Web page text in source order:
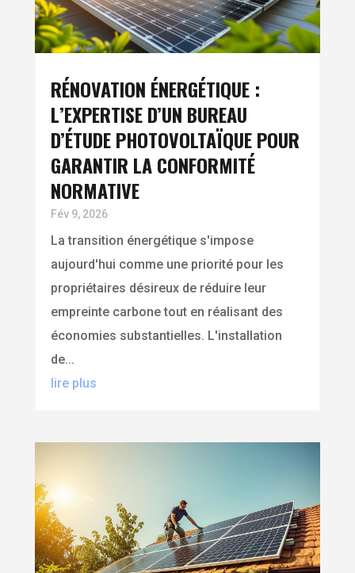
RÉNOVATION ÉNERGÉTIQUE :
L’EXPERTISE D’UN BUREAU
D’ÉTUDE PHOTOVOLTAÏQUE POUR
GARANTIR LA CONFORMITÉ
NORMATIVE
Fév 9, 2026
La transition énergétique s'impose
aujourd'hui comme une priorité pour les
propriétaires désireux de réduire leur
empreinte carbone tout en réalisant des
économies substantielles. L'installation
de...
lire plus